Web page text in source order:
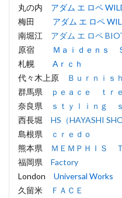
丸の内 アダム エ ロペ
梅田 アダム エ ロペ
南堀江 アダム エ ロペ
原宿
Ｍａｉｄｅｎｓ
札幌 Aｒｃｈ
代々木上原
Ｂｕｒｎｉｓｈ
群馬県
ｐｅａｃｅ ｔｒ
奈良県
ｓｔｙｌｉｎｇ
西長堀 HS（HAYASHI
島根県
ｃｒｅｄｏ
熊本県
ＭＥＭＰＨＩＳ
福岡県 Factory
London Universal Works
久留米
ＦＡＣＥ